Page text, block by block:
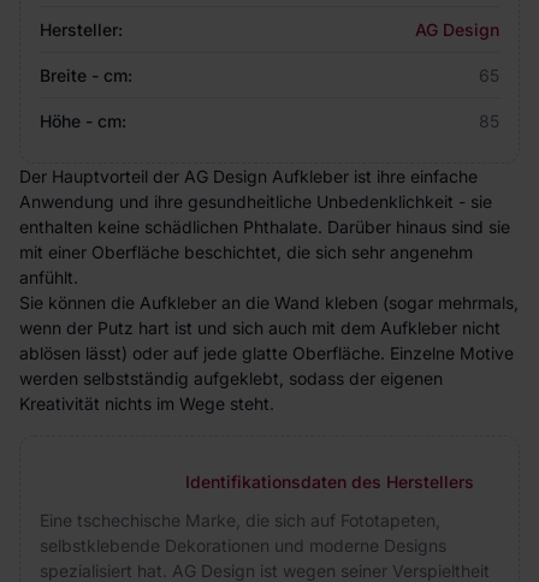
Hersteller: AG Design
Breite - cm: 65
Höhe - cm: 85
Der Hauptvorteil der AG Design Aufkleber ist ihre einfache
Anwendung und ihre gesundheitliche Unbedenklichkeit - sie
enthalten keine schädlichen Phthalate. Darüber hinaus sind sie
mit einer Oberfläche beschichtet, die sich sehr angenehm
anfühlt.
Sie können die Aufkleber an die Wand kleben (sogar mehrmals,
wenn der Putz hart ist und sich auch mit dem Aufkleber nicht
ablösen lässt) oder auf jede glatte Oberfläche. Einzelne Motive
werden selbstständig aufgeklebt, sodass der eigenen
Kreativität nichts im Wege steht.
Identifikationsdaten des Herstellers
Eine tschechische Marke, die sich auf Fototapeten,
selbstklebende Dekorationen und moderne Designs
spezialisiert hat. AG Design ist wegen seiner Verspieltheit